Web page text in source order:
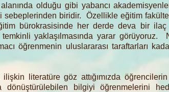
olduğu gibi yabancı
sebeplerinden biridir. Özellikle eğitim
bürokrasisinde her derde deva bir ilaç
yaklaşılmasında yarar
öğrenmenin uluslararası taraftarları
ilişkin literatüre göz attığımızda
dönüştürülebilen bilgiyi öğrenmelerini